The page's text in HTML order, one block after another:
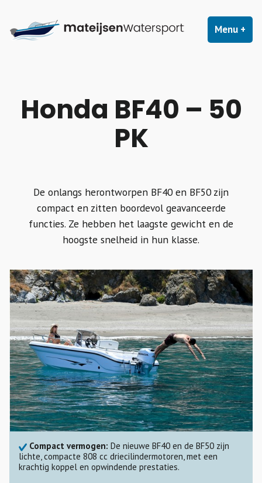
deMateijsenwatersport
Mateijsen Watersport voor buitenboordmotoren, boten,
trailers, accessoires, service en onderhoud.
Menu +
Honda BF40 – 50
PK
De onlangs herontworpen BF40 en BF50 zijn
compact en zitten boordevol geavanceerde
functies. Ze hebben het laagste gewicht en de
hoogste snelheid in hun klasse.
Compact vermogen: De nieuwe BF40 en de BF50 zijn
lichte, compacte 808 cc driecilindermotoren, met een
krachtig koppel en opwindende prestaties.